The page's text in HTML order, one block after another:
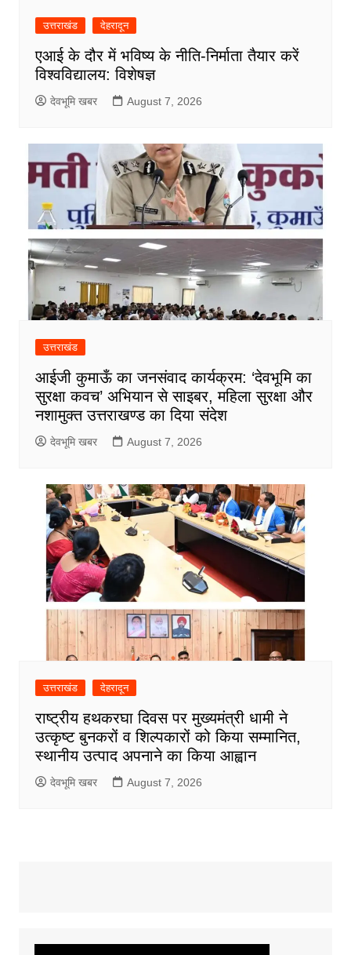
उत्तराखंड देहरादून
एआई के दौर में भविष्य के नीति-निर्माता तैयार करें
विश्वविद्यालय: विशेषज्ञ
देवभूमि खबर August 7, 2026
उत्तराखंड
आईजी कुमाऊँ का जनसंवाद कार्यक्रम: ‘देवभूमि का
सुरक्षा कवच’ अभियान से साइबर, महिला सुरक्षा और
नशामुक्त उत्तराखण्ड का दिया संदेश
देवभूमि खबर August 7, 2026
उत्तराखंड देहरादून
राष्ट्रीय हथकरघा दिवस पर मुख्यमंत्री धामी ने
उत्कृष्ट बुनकरों व शिल्पकारों को किया सम्मानित,
स्थानीय उत्पाद अपनाने का किया आह्वान
देवभूमि खबर August 7, 2026